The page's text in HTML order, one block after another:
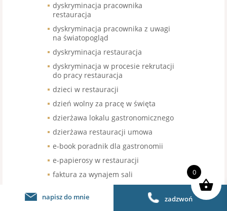
dyskryminacja pracownika
restauracja
dyskryminacja pracownika z uwagi
na światopogląd
dyskryminacja restauracja
dyskryminacja w procesie rekrutacji
do pracy restauracja
dzieci w restauracji
dzień wolny za pracę w święta
dzierżawa lokalu gastronomicznego
dzierżawa restauracji umowa
e-book poradnik dla gastronomii
e-papierosy w restauracji
faktura za wynajem sali
napisz do mnie zadzwoń
0